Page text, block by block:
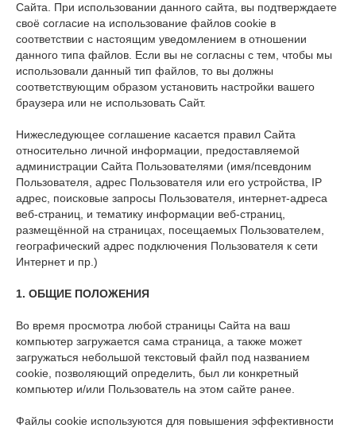
Сайта. При использовании данного сайта, вы подтверждаете
своё согласие на использование файлов cookie в
соответствии с настоящим уведомлением в отношении
данного типа файлов. Если вы не согласны с тем, чтобы мы
использовали данный тип файлов, то вы должны
соответствующим образом установить настройки вашего
браузера или не использовать Сайт.
Нижеследующее соглашение касается правил Сайта
относительно личной информации, предоставляемой
администрации Сайта Пользователями (имя/псевдоним
Пользователя, адрес Пользователя или его устройства, IP
адрес, поисковые запросы Пользователя, интернет-адреса
веб-страниц, и тематику информации веб-страниц,
размещённой на страницах, посещаемых Пользователем,
географический адрес подключения Пользователя к сети
Интернет и пр.)
1. ОБЩИЕ ПОЛОЖЕНИЯ
Во время просмотра любой страницы Сайта на ваш
компьютер загружается сама страница, а также может
загружаться небольшой текстовый файл под названием
cookie, позволяющий определить, был ли конкретный
компьютер и/или Пользователь на этом сайте ранее.
Файлы cookie используются для повышения эффективности